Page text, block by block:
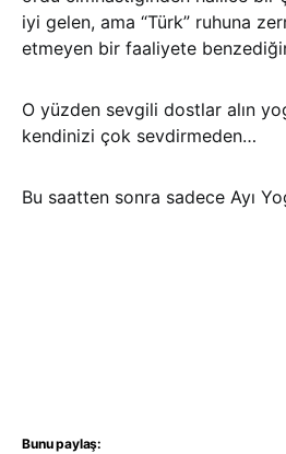
iyi gelen, ama “Türk” ruhuna
etmeyen bir faaliyete
O yüzden sevgili dostlar alın
kendinizi çok sevdirmeden…
Bu saatten sonra sadece Ayı
Bunu paylaş: